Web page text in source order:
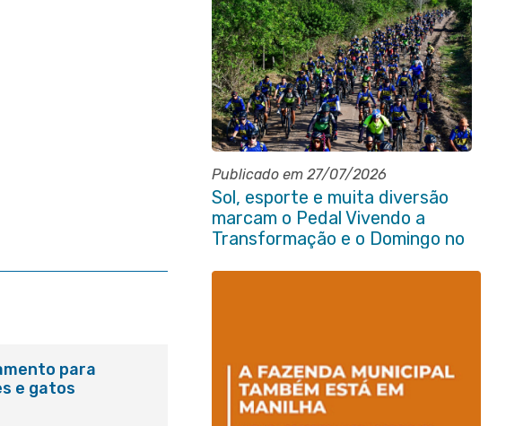
Publicado em 27/07/2026
Sol, esporte e muita diversão
marcam o Pedal Vivendo a
Transformação e o Domingo no
para
e gatos